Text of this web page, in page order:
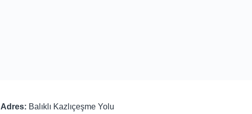
Adres: Balıklı Kazlıçeşme Yolu